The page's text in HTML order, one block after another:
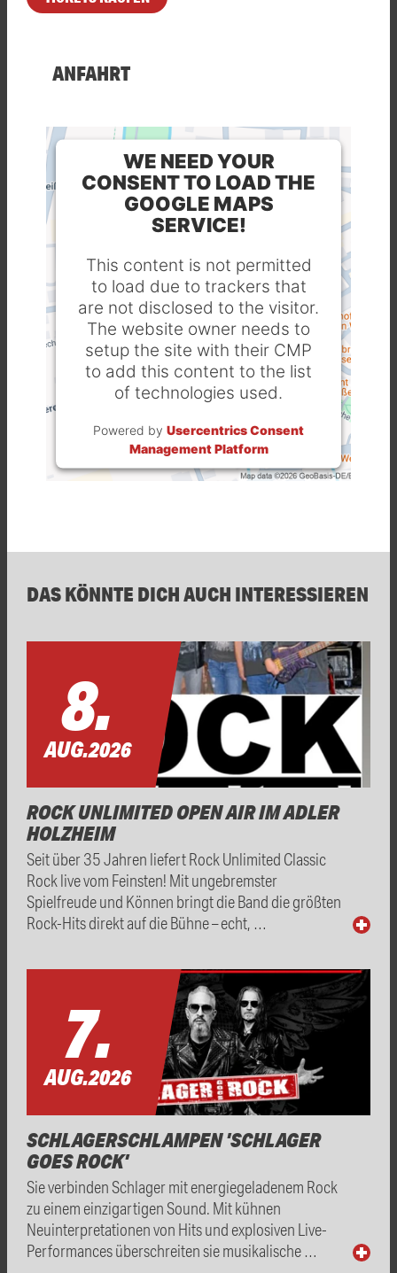
ANFAHRT
WE NEED YOUR
CONSENT TO LOAD THE
GOOGLE MAPS
SERVICE!
This content is not permitted
to load due to trackers that
are not disclosed to the visitor.
The website owner needs to
setup the site with their CMP
to add this content to the list
of technologies used.
Powered by Usercentrics Consent
Management Platform
DAS KÖNNTE DICH AUCH INTERESSIEREN
8.
AUG.2026
ROCK UNLIMITED OPEN AIR IM ADLER
HOLZHEIM
Seit über 35 Jahren liefert Rock Unlimited Classic
Rock live vom Feinsten! Mit ungebremster
Spielfreude und Können bringt die Band die größten
Rock-Hits direkt auf die Bühne – echt, …
7.
AUG.2026
SCHLAGERSCHLAMPEN 'SCHLAGER
GOES ROCK'
Sie verbinden Schlager mit energiegeladenem Rock
zu einem einzigartigen Sound. Mit kühnen
Neuinterpretationen von Hits und explosiven Live-
Performances überschreiten sie musikalische …